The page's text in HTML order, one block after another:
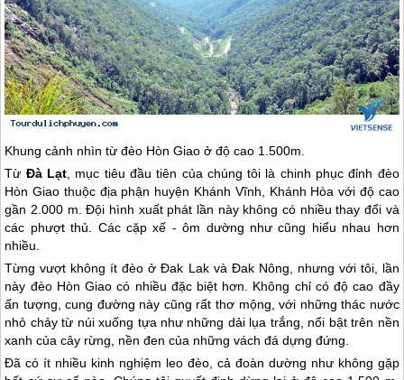
Khung cảnh nhìn từ đèo Hòn Giao ở độ cao 1.500m.
Từ Đà Lạt, mục tiêu đầu tiên của chúng tôi là chinh phục đỉnh đèo
Hòn Giao thuộc địa phận huyện Khánh Vĩnh, Khánh Hòa với độ cao
gần 2.000 m. Đội hình xuất phát lần này không có nhiều thay đổi và
các phượt thủ. Các cặp xế - ôm dường như cũng hiểu nhau hơn
nhiều.
Từng vượt không ít đèo ở Đak Lak và Đak Nông, nhưng với tôi, lần
này đèo Hòn Giao có nhiều đặc biệt hơn. Không chỉ có độ cao đầy
ấn tượng, cung đường này cũng rất thơ mộng, với những thác nước
nhỏ chảy từ núi xuống tựa như những dải lụa trắng, nổi bật trên nền
xanh của cây rừng, nền đen của những vách đá dựng đứng.
Đã có ít nhiều kinh nghiệm leo đèo, cả đoàn dường như không gặp